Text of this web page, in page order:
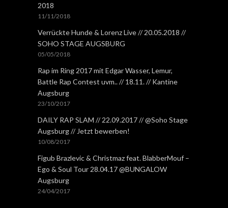
2018
11/11/2018
Verrückte Hunde & Lorenz Live // 20.05.2018 //
SOHO STAGE AUGSBURG
05/05/2018
Rap im Ring 2017 mit Edgar Wasser, Lemur,
Battle Rap Contest uvm.. // 18.11. // Kantine
Augsburg
23/10/2017
DAILY RAP SLAM // 22.09.2017 // @Soho Stage
Augsburg // Jetzt bewerben!
10/08/2017
Figub Brazlevic & Christmaz feat. BlabberMouf –
Ego & Soul Tour 28.04.17 @BUNGALOW
Augsburg
24/04/2017